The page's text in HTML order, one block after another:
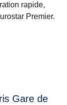
rapide,
Premier.
Gare de